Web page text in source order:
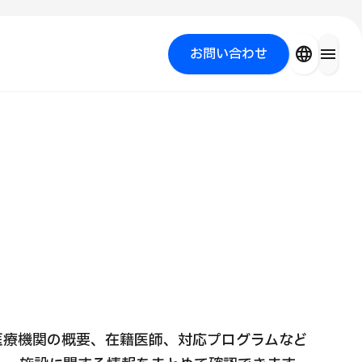
お問い合わせ language menu
機関の概要、在籍医師、対応プログラムなど